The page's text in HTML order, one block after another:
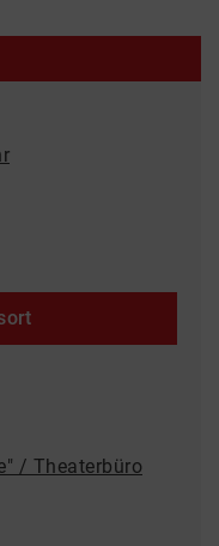
/ Theaterbüro